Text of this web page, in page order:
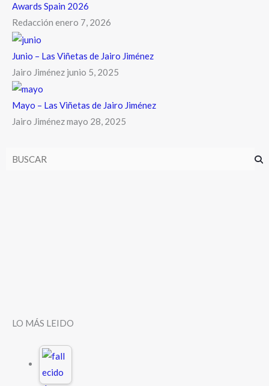
Awards Spain 2026
Redacción enero 7, 2026
Junio – Las Viñetas de Jairo Jiménez
Jairo Jiménez junio 5, 2025
Mayo – Las Viñetas de Jairo Jiménez
Jairo Jiménezmayo 28, 2025
LO MÁS LEIDO